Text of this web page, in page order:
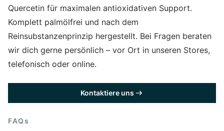
Quercetin für maximalen antioxidativen Support.
Komplett palmölfrei und nach dem
Reinsubstanzenprinzip hergestellt. Bei Fragen beraten
wir dich gerne persönlich – vor Ort in unseren Stores,
telefonisch oder online.
Kontaktiere uns
FAQs